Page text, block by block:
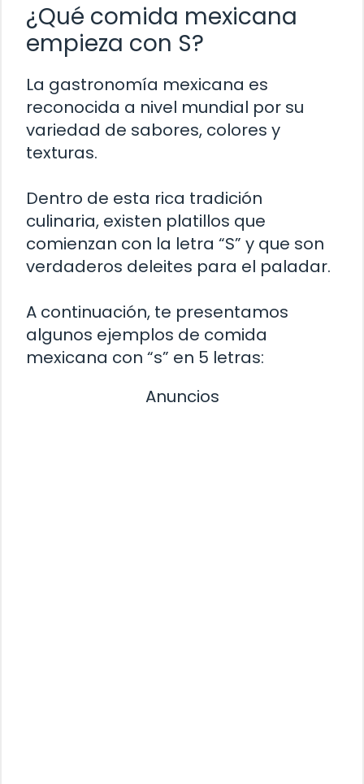
¿Qué comida mexicana
empieza con S?
La gastronomía mexicana es
reconocida a nivel mundial por su
variedad de sabores, colores y
texturas.
Dentro de esta rica tradición
culinaria, existen platillos que
comienzan con la letra “S” y que son
verdaderos deleites para el paladar.
A continuación, te presentamos
algunos ejemplos de comida
mexicana con “s” en 5 letras:
Anuncios